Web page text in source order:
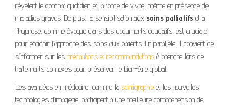
révèlent le combat quotidien et la force de vivre, même en présence de
maladies graves. De plus, la sensibilisation aux soins palliatifs et à
l’hypnose, comme évoqué dans des documents éducatifs, est cruciale
pour enrichir l’approche des soins aux patients. En parallèle, il convient de
s’informer sur les précautions et recommandations à prendre lors de
traitements connexes pour préserver le bien-être global.
Les avancées en médecine, comme la scintigraphie et les nouvelles
technologies d’imagerie, participent à une meilleure compréhension de